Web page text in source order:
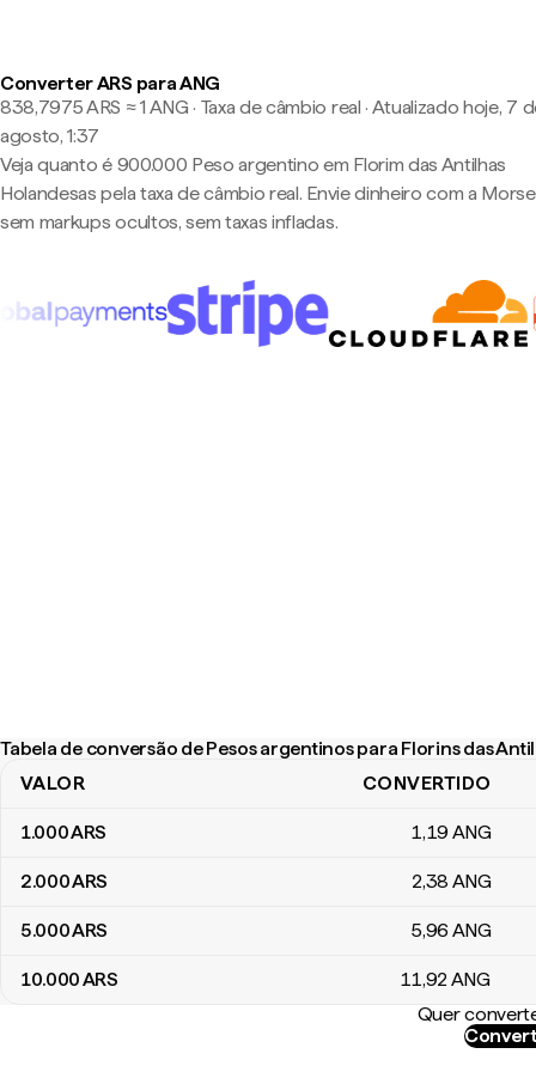
Converter ARS para ANG
838,7975 ARS ≈ 1 ANG · Taxa de câmbio real · Atualizado hoje, 7
agosto, 1:37
Veja quanto é 900.000 Peso argentino em Florim das Antilhas
Holandesas pela taxa de câmbio real. Envie dinheiro com a
sem markups ocultos, sem taxas infladas.
Tabela de conversão de Pesos argentinos para Florins das
Tabela de conversão de Pesos argentinos para Florins das
VALOR CONVERTIDO
1.000ARS 1,19 ANG
2.000ARS 2,38 ANG
5.000ARS 5,96 ANG
10.000ARS 11,92ANG
Quer